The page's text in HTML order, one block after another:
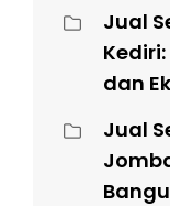
Jual
dan
Jual